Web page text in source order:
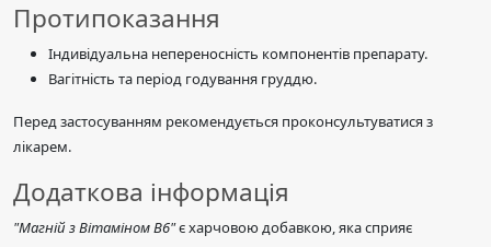
Протипоказання
Індивідуальна непереносність компонентів препарату.
Вагітність та період годування груддю.
Перед застосуванням рекомендується проконсультуватися з
лікарем.
Додаткова інформація
"Магній з Вітаміном В6"є харчовою добавкою, яка сприяє